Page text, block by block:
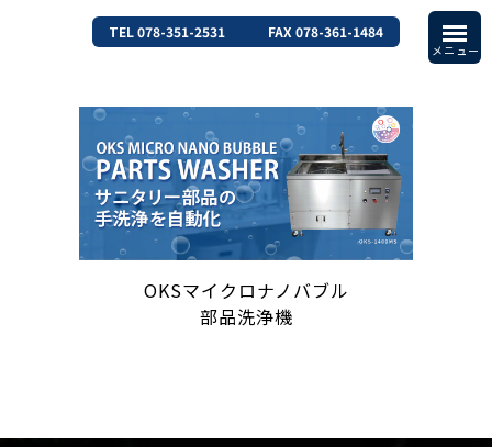
TEL 078-351-2531 FAX 078-361-1484
OKSマイクロナノバブル
部品洗浄機